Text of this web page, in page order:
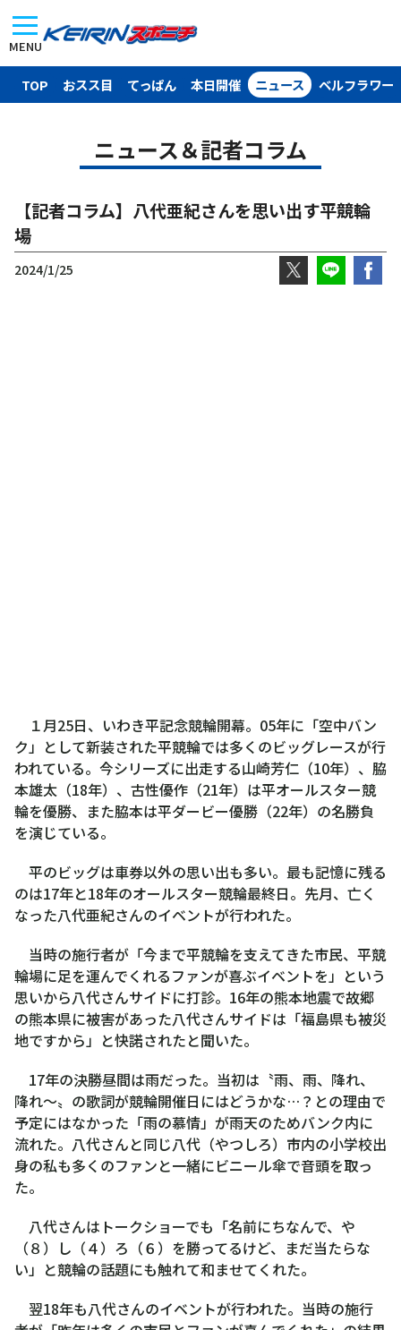
MENU
TOP おスス目 てっぱん 本日開催 ニュース ベルフラワー
ニュース＆記者コラム
【記者コラム】八代亜紀さんを思い出す平競輪
場
2024/1/25
１月25日、いわき平記念競輪開幕。05年に「空中バン
ク」として新装された平競輪では多くのビッグレースが行
われている。今シリーズに出走する山崎芳仁（10年）、脇
本雄太（18年）、古性優作（21年）は平オールスター競
輪を優勝、また脇本は平ダービー優勝（22年）の名勝負
を演じている。
平のビッグは車券以外の思い出も多い。最も記憶に残る
のは17年と18年のオールスター競輪最終日。先月、亡く
なった八代亜紀さんのイベントが行われた。
当時の施行者が「今まで平競輪を支えてきた市民、平競
輪場に足を運んでくれるファンが喜ぶイベントを」という
思いから八代さんサイドに打診。16年の熊本地震で故郷
の熊本県に被害があった八代さんサイドは「福島県も被災
地ですから」と快諾されたと聞いた。
17年の決勝昼間は雨だった。当初は〝雨、雨、降れ、
降れ～〟の歌詞が競輪開催日にはどうかな…？との理由で
予定にはなかった「雨の慕情」が雨天のためバンク内に
流れた。八代さんと同じ八代（やつしろ）市内の小学校出
身の私も多くのファンと一緒にビニール傘で音頭を取っ
た。
八代さんはトークショーでも「名前にちなんで、や
（８）し（４）ろ（６）を勝ってるけど、まだ当たらな
い」と競輪の話題にも触れて和ませてくれた。
翌18年も八代さんのイベントが行われた。当時の施行